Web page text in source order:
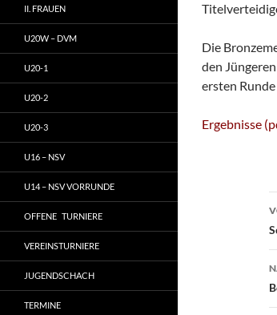
Die
den
ersten
Ergebnisse
II. FRAUEN
U20W – DVM
U20-1
U20-2
U20-3
U16 – NSV
U14 – NSV VORRUNDE
OFFENE TURNIERE
VEREINSTURNIERE
JUGENDSCHACH
TERMINE